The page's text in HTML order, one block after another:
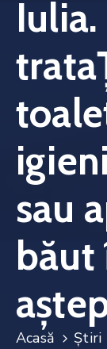
ajutor
Noutăți
Contact
sau
băut
Acasă
Știri